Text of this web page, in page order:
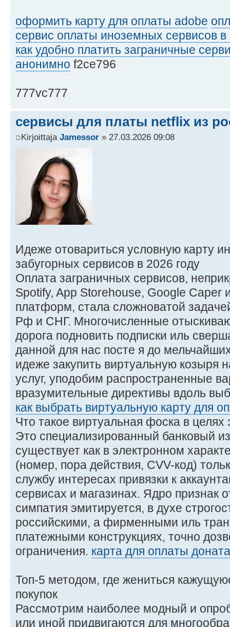
оформить карту для оплаты adobe
сервис оплаты иноземных сервисов
как удобно платить заграничные
анонимно f2ce796
777vc777
сервисы для платы netflix из
Kirjoittaja Jamessor » 27.03.2026 09:08
Идеже отовариться условную карту
забугорных сервисов в 2026 году
Оплата заграничных сервисов,
Spotify, App Storehouse, Google Caper
платформ, стала сложноватой
Рф и СНГ. Многочисленные
дорога подновить подписки иль
данной для нас посте я до
идеже закупить виртуальную козыря
услуг, уподобим распространенные
вразумительные директивы вдоль
как выбрать виртуальную карту для
Что такое виртуальная фоска в
Это специализированный банковый
существует как в электронном
(номер, пора действия, CVV-код)
службу интересах привязки к
сервисах и магазинах. Ядро признак
симпатия эмитируется, в духе
российскими, а фирменными иль
платежными конструкциях, точно
ограничения. карта для оплаты
Топ-5 методом, где жениться
покупок
Рассмотрим наиболее модный и
или иной придвигаются для